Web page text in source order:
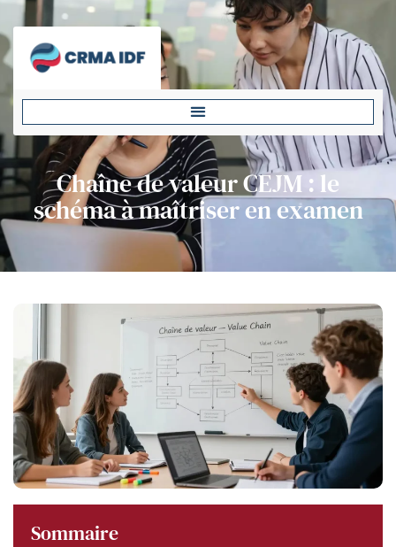
Chaîne de valeur CEJM : le
schéma à maîtriser en examen
Sommaire